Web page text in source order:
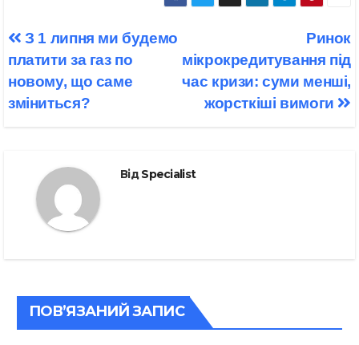
Навігація
записів
Ринок
мікрокредитування під
час кризи: суми менші,
жорсткіші вимоги
З 1 липня ми будемо
платити за газ по
новому, що саме
зміниться?
ВідSpecialist
ПОВ’ЯЗАНИЙ ЗАПИС